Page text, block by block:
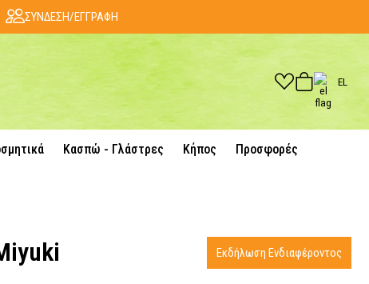
ΣΥΝΔΕΣΗ/ΕΓΓΡΑΦΗ
EL
Κασπώ - Γλάστρες Κήπος Προσφορές
Εκδήλωση Ενδιαφέροντος